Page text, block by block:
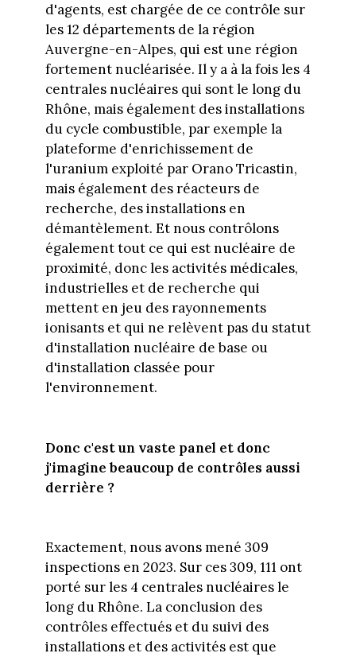
d'agents, est chargée de ce contrôle sur
les 12 départements de la région
Auvergne-en-Alpes, qui est une région
fortement nucléarisée. Il y a à la fois les 4
centrales nucléaires qui sont le long du
Rhône, mais également des installations
du cycle combustible, par exemple la
plateforme d'enrichissement de
l'uranium exploité par Orano Tricastin,
mais également des réacteurs de
recherche, des installations en
démantèlement. Et nous contrôlons
également tout ce qui est nucléaire de
proximité, donc les activités médicales,
industrielles et de recherche qui
mettent en jeu des rayonnements
ionisants et qui ne relèvent pas du statut
d'installation nucléaire de base ou
d'installation classée pour
l'environnement.
Donc c'est un vaste panel et donc
j'imagine beaucoup de contrôles aussi
derrière ?
Exactement, nous avons mené 309
inspections en 2023. Sur ces 309, 111 ont
porté sur les 4 centrales nucléaires le
long du Rhône. La conclusion des
contrôles effectués et du suivi des
installations et des activités est que